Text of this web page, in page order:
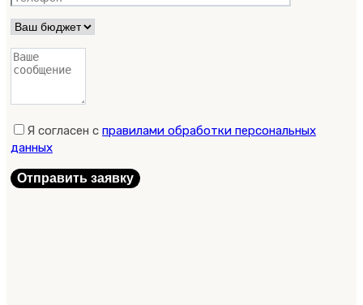
Я согласен с правилами обработки персональных
данных